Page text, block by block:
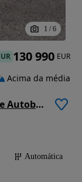
1 / 6
Land Rover Range Rover Sport P550e Autobiography
Automática
130 990 EUR
Acima da média